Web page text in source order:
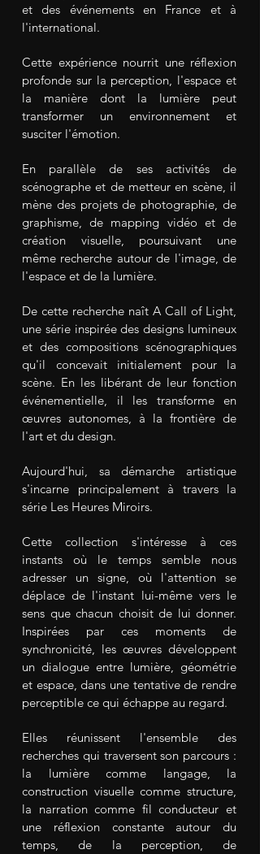
et des événements en France et à
l'international.
Cette expérience nourrit une réflexion
profonde sur la perception, l'espace et
la manière dont la lumière peut
transformer un environnement et
susciter l'émotion.
En parallèle de ses activités de
scénographe et de metteur en scène, il
mène des projets de photographie, de
graphisme, de mapping vidéo et de
création visuelle, poursuivant une
même recherche autour de l'image, de
l'espace et de la lumière.
De cette recherche naît A Call of Light,
une série inspirée des designs lumineux
et des compositions scénographiques
qu'il concevait initialement pour la
scène. En les libérant de leur fonction
événementielle, il les transforme en
œuvres autonomes, à la frontière de
l'art et du design.
Aujourd'hui, sa démarche artistique
s'incarne principalement à travers la
série Les Heures Miroirs.
Cette collection s'intéresse à ces
instants où le temps semble nous
adresser un signe, où l'attention se
déplace de l'instant lui-même vers le
sens que chacun choisit de lui donner.
Inspirées par ces moments de
synchronicité, les œuvres développent
un dialogue entre lumière, géométrie
et espace, dans une tentative de rendre
perceptible ce qui échappe au regard.
Elles réunissent l'ensemble des
recherches qui traversent son parcours :
la lumière comme langage, la
construction visuelle comme structure,
la narration comme fil conducteur et
une réflexion constante autour du
temps, de la perception, de